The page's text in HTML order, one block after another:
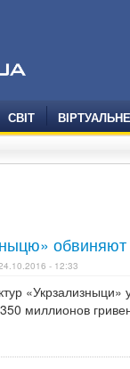
СВІТ
- 12:33
«Укрзализныци»
миллионов